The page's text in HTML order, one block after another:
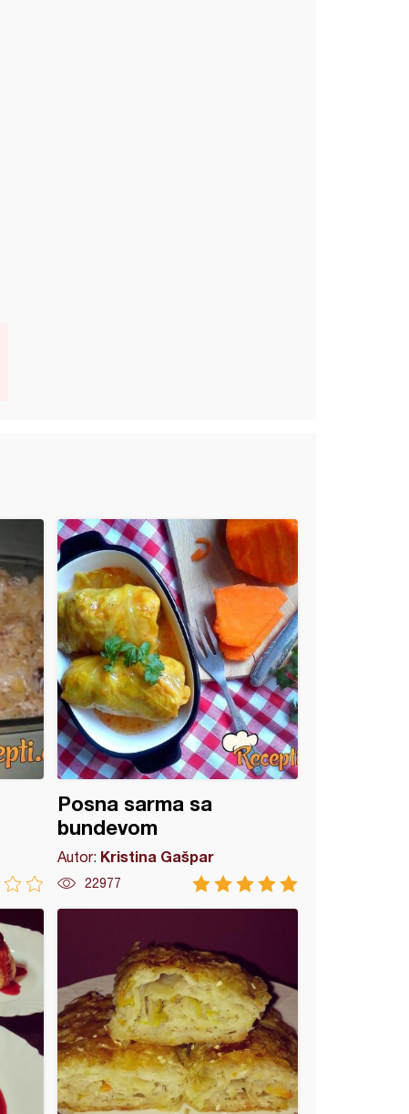
Posna sarma sa
bundevom
Autor: Kristina Gašpar
22977